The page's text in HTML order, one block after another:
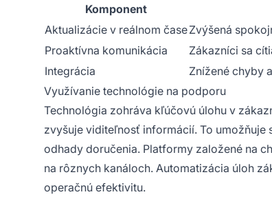
Komponent
Aktualizácie v reálnom časeZvýšená
Proaktívna komunikácia
Zákazníci sa
Integrácia
Znížené chyby
Využívanie technológie na podporu
Technológia zohráva kľúčovú úlohu v
zvyšuje viditeľnosť informácií. To umožňuje
odhady doručenia. Platformy založené na
na rôznych kanáloch. Automatizácia úloh
operačnú efektivitu.